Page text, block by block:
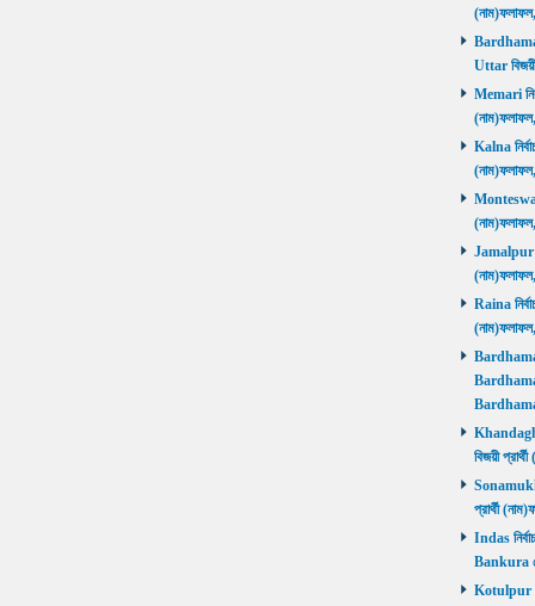
Uttar
Memari
Kalna
Monteswar
Jamalpur
Raina
বিজয়ী
Sonamukhi
প্রার্থী
Indas
Bankura
Kotulpur